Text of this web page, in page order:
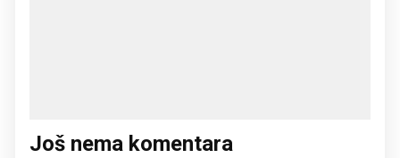
Još nema komentara